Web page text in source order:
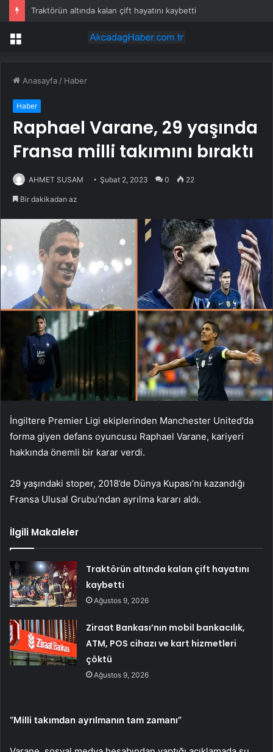
Traktörün altında kalan çift hayatını kaybetti
Menü
Anasayfa / Haber
Haber
Raphael Varane, 29 yaşında
Fransa milli takımını bıraktı
AHMET SUSAM Şubat 2, 2023 0 22
Bir dakikadan az
İngiltere Premier Ligi ekiplerinden Manchester United’da
forma giyen defans oyuncusu Raphael Varane, kariyeri
hakkında önemli bir karar verdi.
29 yaşındaki stoper, 2018’de Dünya Kupası’nı kazandığı
Fransa Ulusal Grubu’ndan ayrılma kararı aldı.
İlgili Makaleler
Traktörün altında kalan çift hayatını
kaybetti
Ağustos 9, 2026
Ziraat Bankası’nın mobil bankacılık,
ATM, POS cihazı ve kart hizmetleri
çöktü
Ağustos 9, 2026
“Milli takımdan ayrılmanın tam zamanı”